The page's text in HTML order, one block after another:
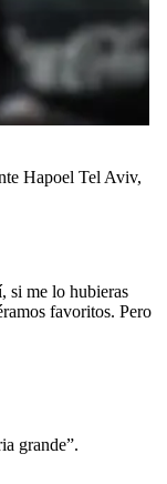
Hapoel Tel Aviv,
si me lo hubieras
favoritos. Pero
grande”.